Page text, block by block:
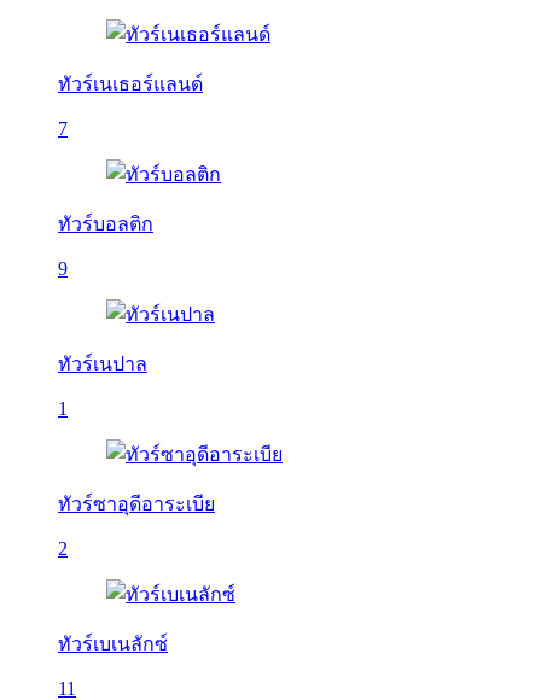
ทัวร์เนเธอร์แลนด์
7
ทัวร์บอลติก
9
ทัวร์เนปาล
1
ทัวร์ซาอุดีอาระเบีย
2
ทัวร์เบเนลักซ์
11